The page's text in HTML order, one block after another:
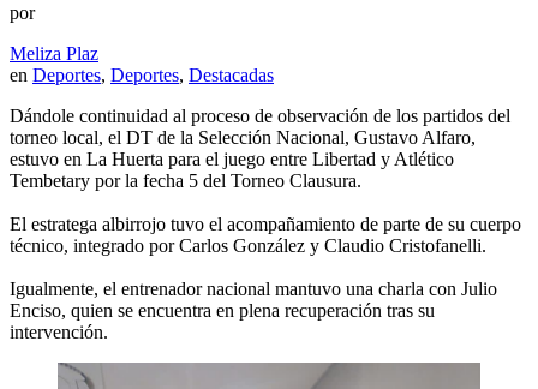
por
Meliza Plaz
en Deportes, Deportes, Destacadas
Dándole continuidad al proceso de observación de los partidos del
torneo local, el DT de la Selección Nacional, Gustavo Alfaro,
estuvo en La Huerta para el juego entre Libertad y Atlético
Tembetary por la fecha 5 del Torneo Clausura.
El estratega albirrojo tuvo el acompañamiento de parte de su cuerpo
técnico, integrado por Carlos González y Claudio Cristofanelli.
Igualmente, el entrenador nacional mantuvo una charla con Julio
Enciso, quien se encuentra en plena recuperación tras su
intervención.